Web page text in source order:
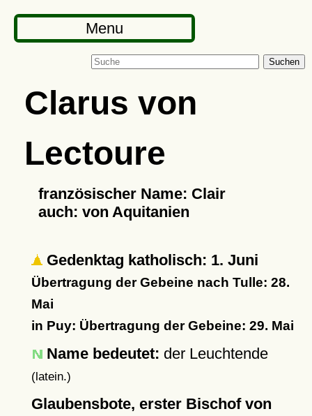
Menu
Suchen
Clarus von
Lectoure
französischer Name: Clair
auch: von Aquitanien
Gedenktag katholisch: 1. Juni
Übertragung der Gebeine nach Tulle: 28.
Mai
in Puy: Übertragung der Gebeine: 29. Mai
Name bedeutet: der Leuchtende
(latein.)
Glaubensbote, erster Bischof von